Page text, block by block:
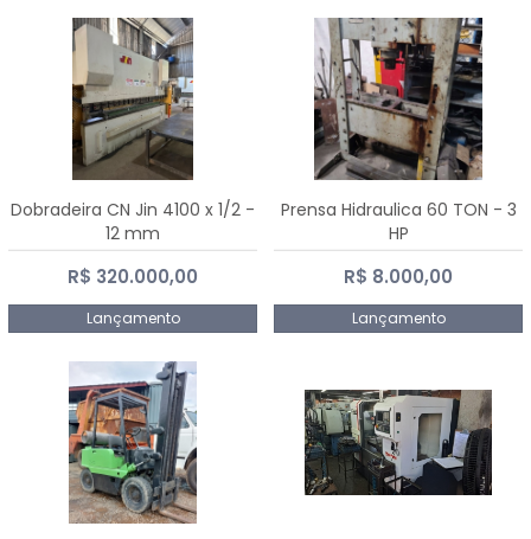
Dobradeira CN Jin 4100 x 1/2 -
12 mm
R$ 320.000,00
Lançamento
Prensa Hidraulica 60 TON - 3
HP
R$ 8.000,00
Lançamento